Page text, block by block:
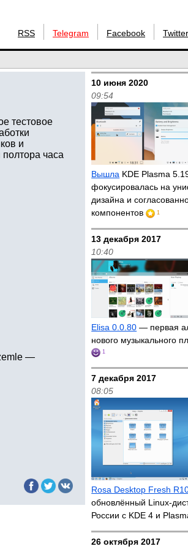
RSS Telegram Facebook Twitter
тестовое
и
часа
—
10 июня 2020
09:54
Вышла KDE Plasma
фокусировалась на
дизайна и
компонентов
1
13 декабря 2017
10:40
Elisa 0.0.80 — первая
нового музыкального
1
7 декабря 2017
08:05
Rosa Desktop Fresh
обновлённый Linux-
России с KDE 4 и
26 октября 2017